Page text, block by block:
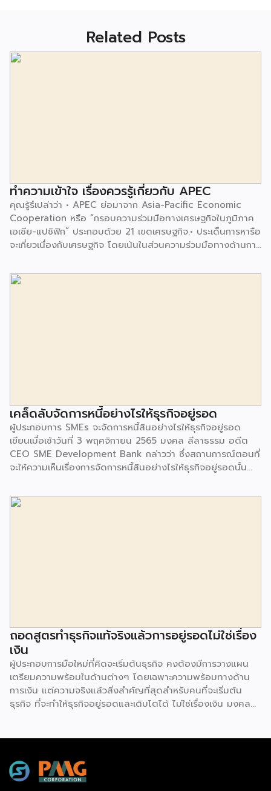
Related Posts
ทำความเข้าใจ เรื่องควรรู้เกี่ยวกับ APEC
คุณรู้รึเปล่าว่า • APEC ย่อมาจาก Asia-Pacific Economic
Cooperation หรือ “กรอบความร่วมมือทางเศรษฐกิจในภูมิภาค
เอเชีย-แปซิฟิก” ประกอบด้วย 21 เขตเศรษฐกิจ.• ประเด็นการหารือ
จะเกี่ยวเนื่องกับเศรษฐกิจ โดยเน้นในส่วนความร่วมมือทางด้านการ
นโยบายแตกต่างกัน.• จาก 21 เขตเศรษฐกิจ มีประชากรรวมกัน
มากกว่า 2,800 ล้านคน โดยมี GDP (ผลิตภัณฑ์มวลรวมใน
เคล็ดลับจัดการหนี้อย่างไรให้ธุรกิจอยู่รอด
ผู้ประกอบการ SMEs จะจัดการหนี้สินอย่างไรให้ธุรกิจอยู่รอด
เขียนเมื่อเช้าวันที่ 3 พฤศจิกายน 2565 มงคล ลีลาธรรม อดีต
CEO SME Development Bank กล่าวว่า ซึ่งสถานการณ์ตอนที่
จะให้ความเห็นเรื่องการจัดการหนี้สินอย่างไรให้ธุรกิจอยู่รอดนั้น
ดอกเบี้ยเป็นครั้งที่ 4 ติดต่อกัน โดยปรับขึ้นอีก 0.75 % เพื่อ
ต่อสู้ภาวะเงินเฟ้อ ซึ่งมีผลทำให้อัตราดอกเบี้ยทั่วโลกมีการปรับขึ้น
ใช้สอย ซึ่งต้องพอเพียงในการดูแล มูลค่าสินค้าคงเหลือ ลูกหนี้
การค้าบวกกัน หักด้วยเจ้าหนี้การค้าแล้ว […]
ถอดสูตรทำธุรกิจแท้จริงแล้วการอยู่รอดไม่ใช่เรื่อง
เงิน
ผู้ประกอบการมือใหม่ที่คิดจะเริ่มต้นธุรกิจ คงต้องมีการวางแผน
เตรียมความพร้อมในด้านต่างๆ โดยเฉพาะความพร้อมทางด้าน
การเงิน แต่ความจริงแล้วสิ่งสำคัญที่สุดสำหรับคนที่จะเริ่มต้น
ธุรกิจ ที่จะทำให้ธุรกิจอยู่รอดและเติบโตได้ ไม่ใช่เรื่องเงิน มงคล
ใหม่ๆ บางคนยังเรียนไม่จบก็มีธุรกิจแล้ว ส่วนใหญ่การทำธุรกิจคือ
การแปรรูป การสร้างมูลค่าเพิ่ม หลายคนที่จะเริ่มต้นทำธุรกิจต้อง